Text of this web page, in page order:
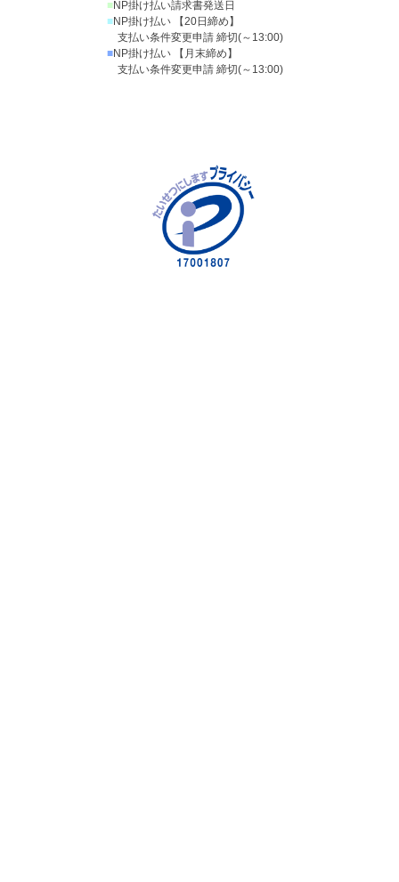
■NP掛け払い請求書発送日
■NP掛け払い 【20日締め】
支払い条件変更申請 締切(～13:00)
■NP掛け払い 【月末締め】
支払い条件変更申請 締切(～13:00)